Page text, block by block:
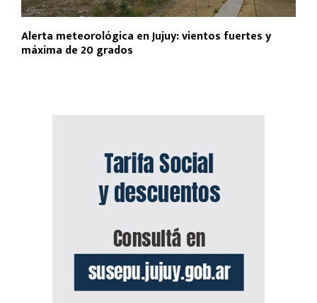
Alerta meteorológica en Jujuy: vientos fuertes y
máxima de 20 grados